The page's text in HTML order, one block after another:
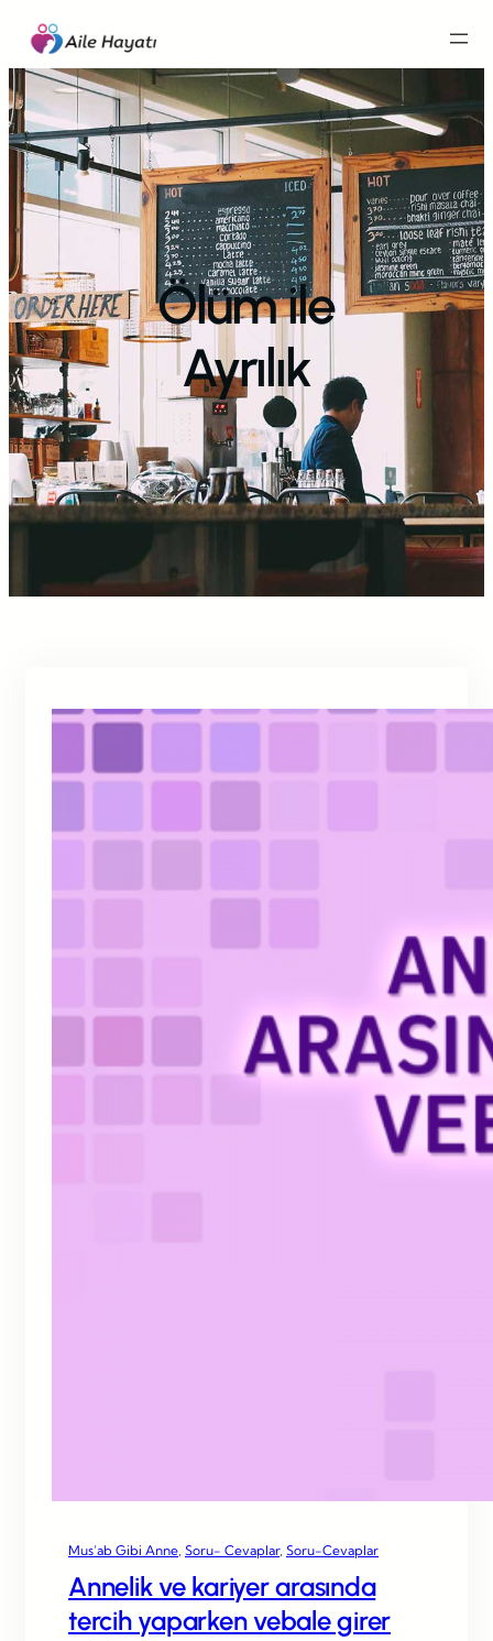
İçeriğe
geç
Ölüm ile
Ayrılık
Mus’ab Gibi Anne Soru- Cevaplar, Soru-Cevaplar
Annelik ve kariyer arasında
tercih yaparken vebale girer